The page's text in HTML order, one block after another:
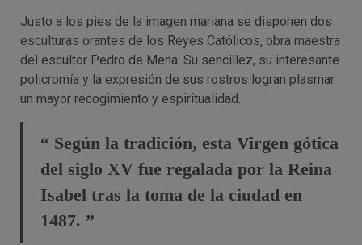
Justo a los pies de la imagen mariana se disponen dos
esculturas orantes de los Reyes Católicos, obra maestra
del escultor Pedro de Mena. Su sencillez, su interesante
policromía y la expresión de sus rostros logran plasmar
un mayor recogimiento y espiritualidad.
“ Según la tradición, esta Virgen gótica
del siglo XV fue regalada por la Reina
Isabel tras la toma de la ciudad en
1487. ”